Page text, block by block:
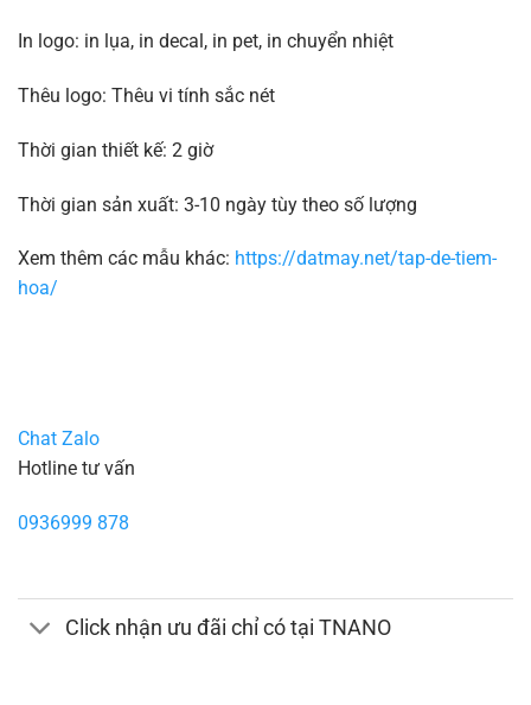
In logo: in lụa, in decal, in pet, in chuyển nhiệt
Thêu logo: Thêu vi tính sắc nét
Thời gian thiết kế: 2 giờ
Thời gian sản xuất: 3-10 ngày tùy theo số lượng
Xem thêm các mẫu khác: https://datmay.net/tap-de-tiem-
hoa/
Chat Zalo
Hotline tư vấn
0936999 878
Click nhận ưu đãi chỉ có tại TNANO